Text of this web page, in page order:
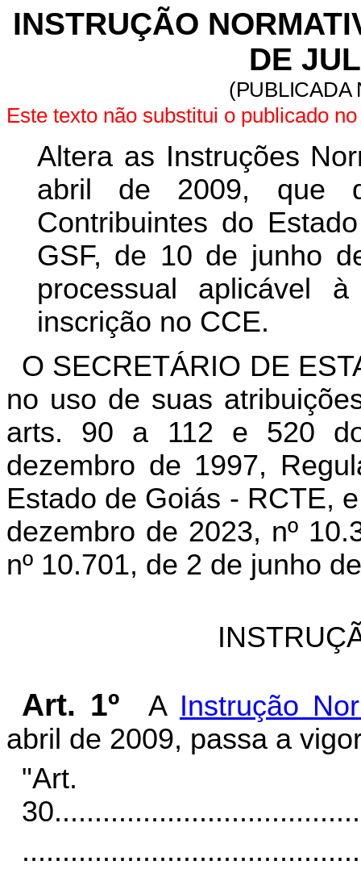
INSTRUÇÃO
DE
(PUBLICADA
Este texto não substitui o publicado
Altera as Instruções
abril de 2009, que
Contribuintes do
GSF, de 10 de junho
processual aplicável
inscrição no CCE.
O SECRETÁRIO DE
no uso de suas
arts. 90 a 112 e 520
dezembro de 1997,
Estado de Goiás - RCTE,
dezembro de 2023, nº
nº 10.701, de 2 de junho
Art. 1º A Instrução
abril de 2009, passa a
"Art.
30.